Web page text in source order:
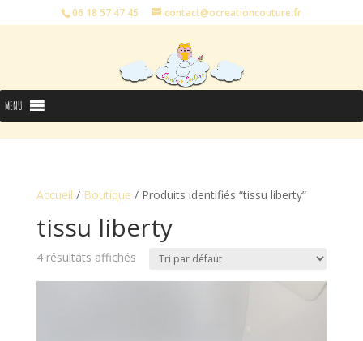
06 18 57 47 45 contact@ocreationcouture.fr
MENU
Accueil / Boutique / Produits identifiés “tissu liberty”
tissu liberty
4 résultats affichés